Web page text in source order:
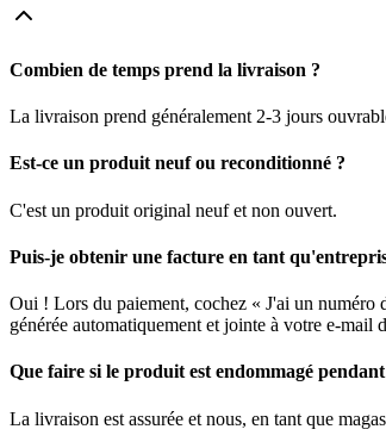
Combien de temps prend la livraison ?
La livraison prend généralement 2-3 jours
Est-ce un produit neuf ou reconditionné ?
C'est un produit original neuf et non ouvert.
Puis-je obtenir une facture en tant
Oui ! Lors du paiement, cochez « J'ai un
générée automatiquement et jointe à votre e-mail
Que faire si le produit est endommagé
La livraison est assurée et nous, en tant que